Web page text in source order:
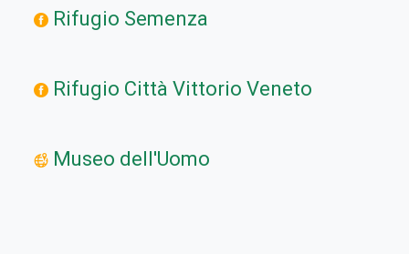
Rifugio Semenza
Rifugio Città Vittorio Veneto
Museo dell'Uomo